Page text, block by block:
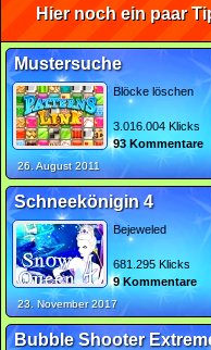
Hier noch ein paar
Mustersuche
Blöcke löschen
3.016.004 Klicks
93 Kommentare
26. August 2011
Schneekönigin 4
Bejeweled
681.295 Klicks
9 Kommentare
23. November 2017
Bubble Shooter